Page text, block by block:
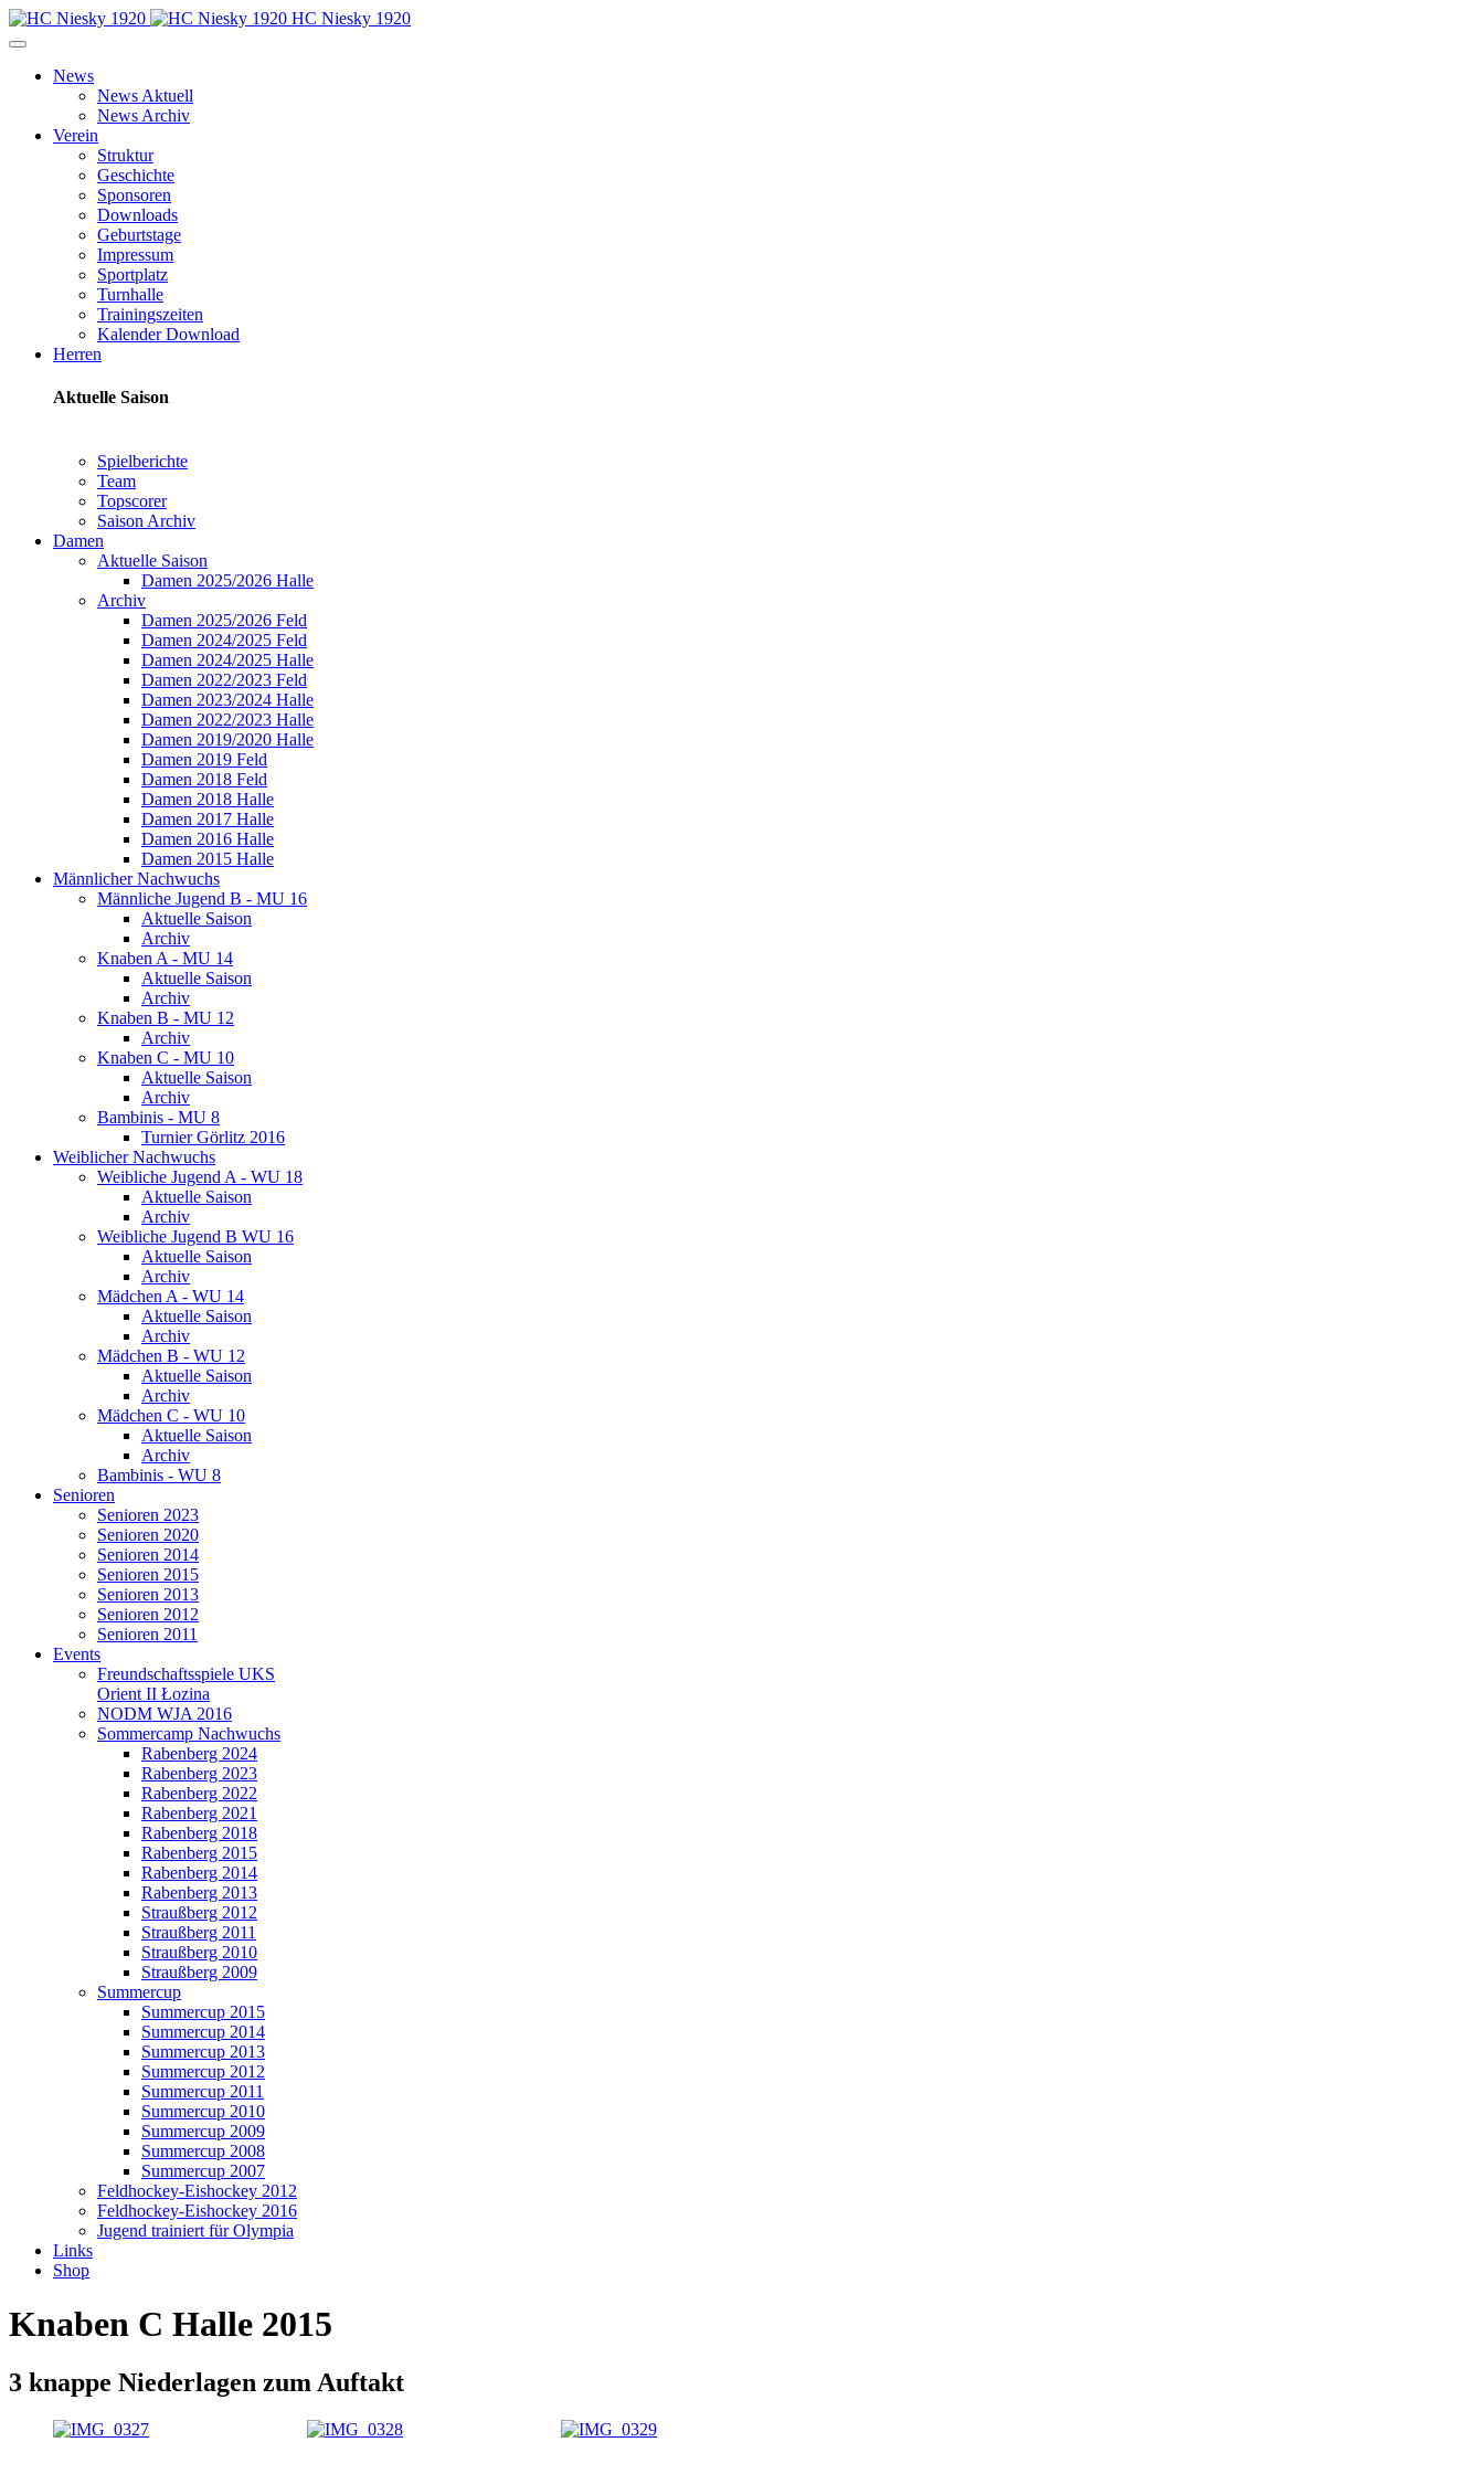
HC Niesky 1920
News
News Aktuell
News Archiv
Verein
Struktur
Geschichte
Sponsoren
Downloads
Geburtstage
Impressum
Sportplatz
Turnhalle
Trainingszeiten
Kalender Download
Herren
Aktuelle Saison
Spielberichte
Team
Topscorer
Saison Archiv
Damen
Aktuelle Saison
Damen 2025/2026 Halle
Archiv
Damen 2025/2026 Feld
Damen 2024/2025 Feld
Damen 2024/2025 Halle
Damen 2022/2023 Feld
Damen 2023/2024 Halle
Damen 2022/2023 Halle
Damen 2019/2020 Halle
Damen 2019 Feld
Damen 2018 Feld
Damen 2018 Halle
Damen 2017 Halle
Damen 2016 Halle
Damen 2015 Halle
Männlicher Nachwuchs
Männliche Jugend B - MU 16
Aktuelle Saison
Archiv
Knaben A - MU 14
Aktuelle Saison
Archiv
Knaben B - MU 12
Archiv
Knaben C - MU 10
Aktuelle Saison
Archiv
Bambinis - MU 8
Turnier Görlitz 2016
Weiblicher Nachwuchs
Weibliche Jugend A - WU 18
Aktuelle Saison
Archiv
Weibliche Jugend B WU 16
Aktuelle Saison
Archiv
Mädchen A - WU 14
Aktuelle Saison
Archiv
Mädchen B - WU 12
Aktuelle Saison
Archiv
Mädchen C - WU 10
Aktuelle Saison
Archiv
Bambinis - WU 8
Senioren
Senioren 2023
Senioren 2020
Senioren 2014
Senioren 2015
Senioren 2013
Senioren 2012
Senioren 2011
Events
Freundschaftsspiele UKS
Orient II Łozina
NODM WJA 2016
Sommercamp Nachwuchs
Rabenberg 2024
Rabenberg 2023
Rabenberg 2022
Rabenberg 2021
Rabenberg 2018
Rabenberg 2015
Rabenberg 2014
Rabenberg 2013
Straußberg 2012
Straußberg 2011
Straußberg 2010
Straußberg 2009
Summercup
Summercup 2015
Summercup 2014
Summercup 2013
Summercup 2012
Summercup 2011
Summercup 2010
Summercup 2009
Summercup 2008
Summercup 2007
Feldhockey-Eishockey 2012
Feldhockey-Eishockey 2016
Jugend trainiert für Olympia
Links
Shop
Knaben C Halle 2015
3 knappe Niederlagen zum Auftakt